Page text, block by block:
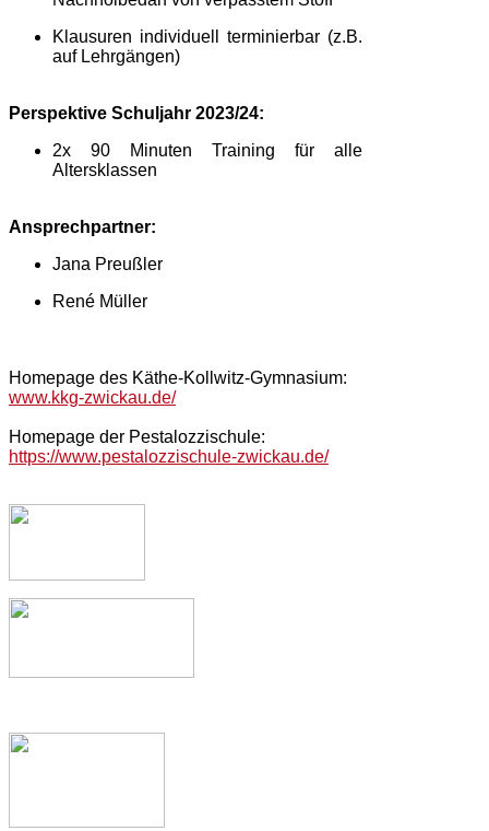
Klausuren individuell terminierbar (z.B.
auf Lehrgängen)
Perspektive Schuljahr 2023/24:
2x 90 Minuten Training für alle
Altersklassen
Ansprechpartner:
Jana Preußler
René Müller
Homepage des Käthe-Kollwitz-Gymnasium:
www.kkg-zwickau.de/
Homepage der Pestalozzischule:
https://www.pestalozzischule-zwickau.de/